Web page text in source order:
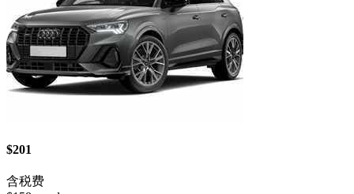
$201
含税费